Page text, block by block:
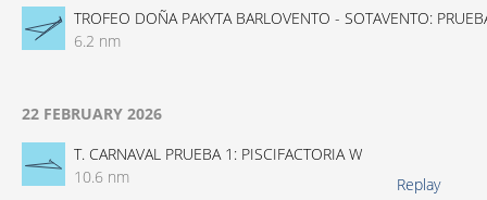
TROFEO DOÑA PAKYTA BARLOVENTO - SOTAVENTO:
6.2 nm
22 FEBRUARY 2026
T. CARNAVAL PRUEBA 1: PISCIFACTORIA W
10.6 nm
Replay